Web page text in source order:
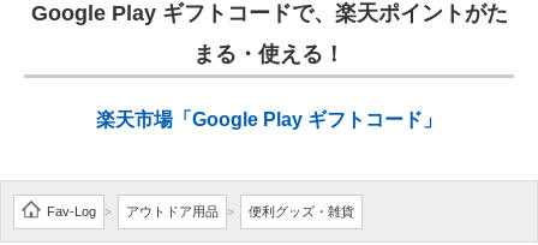
Google Play ギフトコードで、楽天ポイントがた
まる・使える！
楽天市場「Google Play ギフトコード」
Fav-Log > アウトドア用品 > 便利グッズ・雑貨